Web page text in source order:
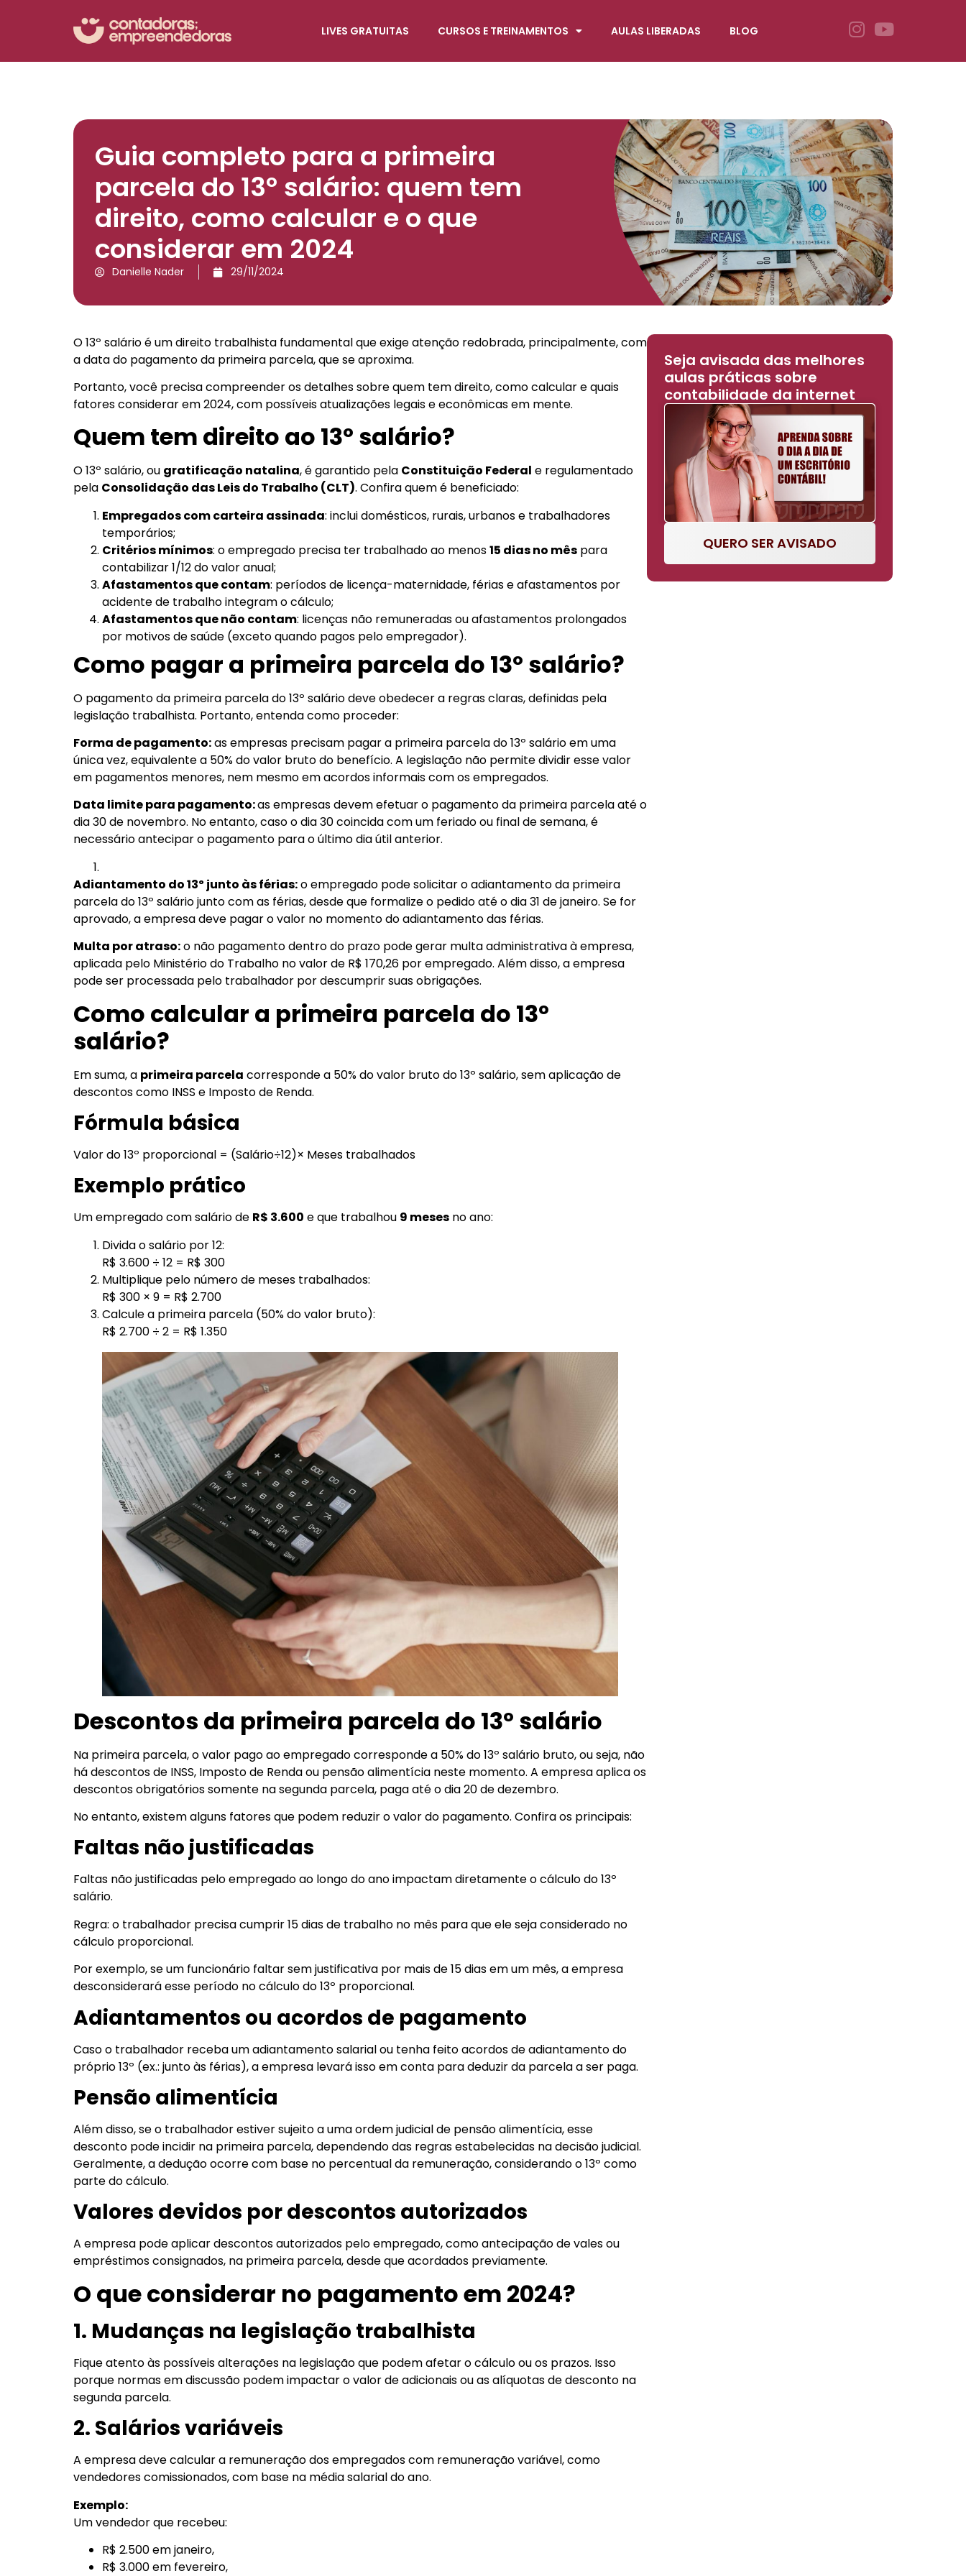
LIVES GRATUITAS CURSOS E TREINAMENTOS AULAS LIBERADAS BLOG
Guia completo para a primeira
parcela do 13º salário: quem tem
direito, como calcular e o que
considerar em 2024
Danielle Nader 29/11/2024
O 13º salário é um direito trabalhista fundamental que exige atenção redobrada, principalmente, com
a data do pagamento da primeira parcela, que se aproxima.
Portanto, você precisa compreender os detalhes sobre quem tem direito, como calcular e quais
fatores considerar em 2024, com possíveis atualizações legais e econômicas em mente.
Quem tem direito ao 13º salário?
O 13º salário, ou gratificação natalina, é garantido pela Constituição Federal e regulamentado
pela Consolidação das Leis do Trabalho (CLT). Confira quem é beneficiado:
Empregados com carteira assinada: inclui domésticos, rurais, urbanos e trabalhadores
temporários;
Critérios mínimos: o empregado precisa ter trabalhado ao menos15 dias no mês para
contabilizar 1/12 do valor anual;
Afastamentos que contam: períodos de licença-maternidade, férias e afastamentos por
acidente de trabalho integram o cálculo;
Afastamentos que não contam: licenças não remuneradas ou afastamentos prolongados
por motivos de saúde (exceto quando pagos pelo empregador).
Como pagar a primeira parcela do 13º salário?
O pagamento da primeira parcela do 13º salário deve obedecer a regras claras, definidas pela
legislação trabalhista. Portanto, entenda como proceder:
Forma de pagamento:as empresas precisam pagar a primeira parcela do 13º salário em uma
única vez, equivalente a 50% do valor bruto do benefício. A legislação não permite dividir esse valor
em pagamentos menores, nem mesmo em acordos informais com os empregados.
Data limite para pagamento:as empresas devem efetuar o pagamento da primeira parcela até o
dia 30 de novembro. No entanto, caso o dia 30 coincida com um feriado ou final de semana, é
necessário antecipar o pagamento para o último dia útil anterior.
Adiantamento do 13º junto às férias:o empregado pode solicitar o adiantamento da primeira
parcela do 13º salário junto com as férias, desde que formalize o pedido até o dia 31 de janeiro. Se for
aprovado, a empresa deve pagar o valor no momento do adiantamento das férias.
Multa por atraso:o não pagamento dentro do prazo pode gerar multa administrativa à empresa,
aplicada pelo Ministério do Trabalho no valor de R$ 170,26 por empregado. Além disso, a empresa
pode ser processada pelo trabalhador por descumprir suas obrigações.
Como calcular a primeira parcela do 13º
salário?
Em suma, a primeira parcela corresponde a 50% do valor bruto do 13º salário, sem aplicação de
descontos como INSS e Imposto de Renda.
Fórmula básica
Valor do 13º proporcional = (Salário÷12)× Meses trabalhados
Exemplo prático
Um empregado com salário de R$ 3.600 e que trabalhou 9 meses no ano:
Divida o salário por 12:
R$ 3.600 ÷ 12 = R$ 300
Multiplique pelo número de meses trabalhados:
R$ 300 × 9 = R$ 2.700
Calcule a primeira parcela (50% do valor bruto):
R$ 2.700 ÷ 2 = R$ 1.350
Descontos da primeira parcela do 13º salário
Na primeira parcela, o valor pago ao empregado corresponde a 50% do 13º salário bruto, ou seja, não
há descontos de INSS, Imposto de Renda ou pensão alimentícia neste momento. A empresa aplica os
descontos obrigatórios somente na segunda parcela, paga até o dia 20 de dezembro.
No entanto, existem alguns fatores que podem reduzir o valor do pagamento. Confira os principais:
Faltas não justificadas
Faltas não justificadas pelo empregado ao longo do ano impactam diretamente o cálculo do 13º
salário.
Regra: o trabalhador precisa cumprir 15 dias de trabalho no mês para que ele seja considerado no
cálculo proporcional.
Por exemplo, se um funcionário faltar sem justificativa por mais de 15 dias em um mês, a empresa
desconsiderará esse período no cálculo do 13º proporcional.
Adiantamentos ou acordos de pagamento
Caso o trabalhador receba um adiantamento salarial ou tenha feito acordos de adiantamento do
próprio 13º (ex.: junto às férias), a empresa levará isso em conta para deduzir da parcela a ser paga.
Pensão alimentícia
Além disso, se o trabalhador estiver sujeito a uma ordem judicial de pensão alimentícia, esse
desconto pode incidir na primeira parcela, dependendo das regras estabelecidas na decisão judicial.
Geralmente, a dedução ocorre com base no percentual da remuneração, considerando o 13º como
parte do cálculo.
Valores devidos por descontos autorizados
A empresa pode aplicar descontos autorizados pelo empregado, como antecipação de vales ou
empréstimos consignados, na primeira parcela, desde que acordados previamente.
O que considerar no pagamento em 2024?
1. Mudanças na legislação trabalhista
Fique atento às possíveis alterações na legislação que podem afetar o cálculo ou os prazos. Isso
porque normas em discussão podem impactar o valor de adicionais ou as alíquotas de desconto na
segunda parcela.
2. Salários variáveis
A empresa deve calcular a remuneração dos empregados com remuneração variável, como
vendedores comissionados, com base na média salarial do ano.
Exemplo:
Um vendedor que recebeu:
R$ 2.500 em janeiro,
R$ 3.000 em fevereiro,
Seja avisada das melhores
aulas práticas sobre
contabilidade da internet
QUERO SER AVISADO